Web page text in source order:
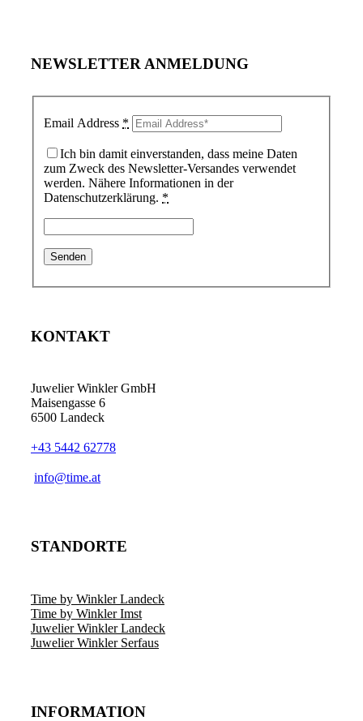
NEWSLETTER ANMELDUNG
Email Address *
Ich bin damit einverstanden, dass meine Daten
zum Zweck des Newsletter-Versandes verwendet
werden. Nähere Informationen in der
Datenschutzerklärung. *
KONTAKT
Juwelier Winkler GmbH
Maisengasse 6
6500 Landeck
+43 5442 62778
info@time.at
STANDORTE
Time by Winkler Landeck
Time by Winkler Imst
Juwelier Winkler Landeck
Juwelier Winkler Serfaus
INFORMATION